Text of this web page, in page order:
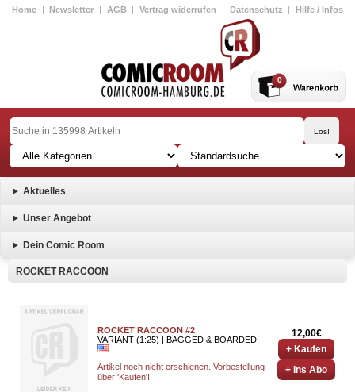
Home | Newsletter | AGB | Vertrag widerrufen | Datenschutz | Hilfe / Infos
0
Aktuelles
Unser Angebot
Dein Comic Room
ROCKET RACCOON
ROCKET RACCOON #2
VARIANT (1:25) | BAGGED & BOARDED
Artikel noch nicht erschienen. Vorbestellung
über 'Kaufen'!
12,00€
+ Kaufen
+ Ins Abo